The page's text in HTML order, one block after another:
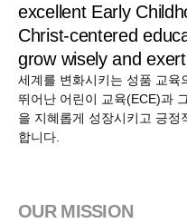
excellent Early
Christ-centered
grow wisely and
세계를 변화시키는 성품 교육
뛰어난 어린이 교육(ECE)과
을 지혜롭게 성장시키고 긍정
합니다.
OUR MISSION